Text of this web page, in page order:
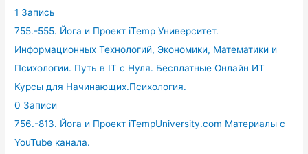
1 Запись
755.-555. Йога и Проект iTemp Университет.
Информационных Технологий, Экономики, Математики и
Психологии. Путь в IT с Нуля. Бесплатные Онлайн ИТ
Курсы для Начинающих.Психология.
0 Записи
756.-813. Йога и Проект iTempUniversity.com Материалы с
YouTube канала.